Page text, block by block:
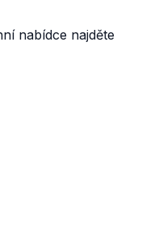
nabídce najděte